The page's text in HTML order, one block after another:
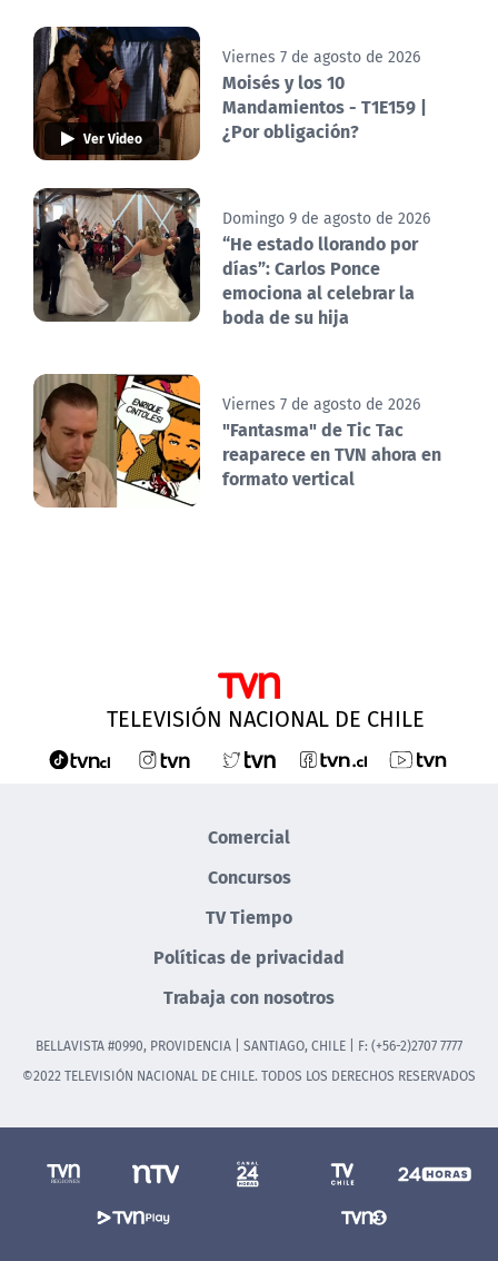
Ver Video
Viernes 7 de agosto de 2026
Moisés y los 10
Mandamientos - T1E159 |
¿Por obligación?
Domingo 9 de agosto de 2026
“He estado llorando por
días”: Carlos Ponce
emociona al celebrar la
boda de su hija
Viernes 7 de agosto de 2026
"Fantasma" de Tic Tac
reaparece en TVN ahora en
formato vertical
TELEVISIÓN NACIONAL DE CHILE
Comercial
Concursos
TV Tiempo
Políticas de privacidad
Trabaja con nosotros
BELLAVISTA #0990, PROVIDENCIA | SANTIAGO, CHILE | F: (+56-2)2707 7777
©2022 TELEVISIÓN NACIONAL DE CHILE. TODOS LOS DERECHOS RESERVADOS